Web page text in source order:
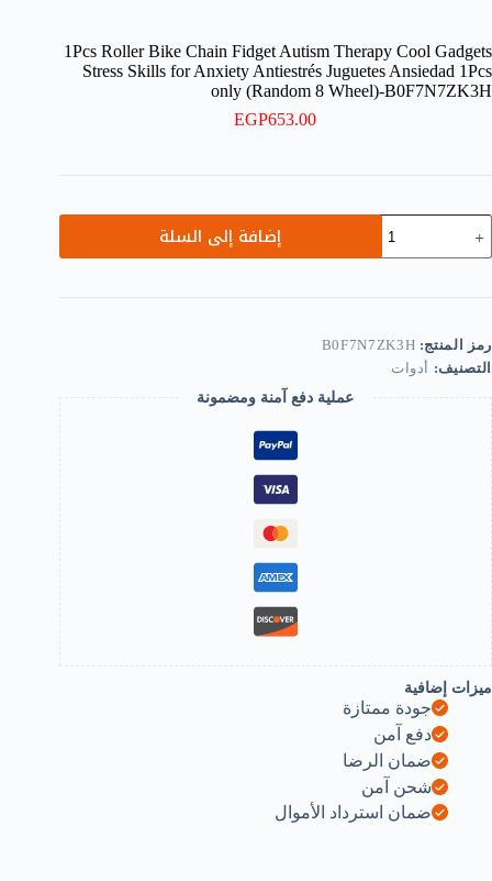
1Pcs Roller Bike Chain Fidget Autism Therapy Cool Gadgets
Stress Skills for Anxiety Antiestrés Juguetes Ansiedad 1Pcs
only (Random 8 Wheel)-B0F7N7ZK3H
EGP653.00
1Pcs
Roller
Chain
Autism
Therapy
Cool
Stress
Skills
for
Anxiety
Antiestrés
Juguetes
Ansiedad
1Pcs
only
(Random
8
Wheel)-
B0F7N7ZK3H
إضافة إلى السلة
رمز المنتج: B0F7N7ZK3H
التصنيف: أدوات
عملية دفع آمنة ومضمونة
ميزات إضافية
جودة ممتازة
دفع آمن
ضمان الرضا
شحن آمن
ضمان استرداد الأموال